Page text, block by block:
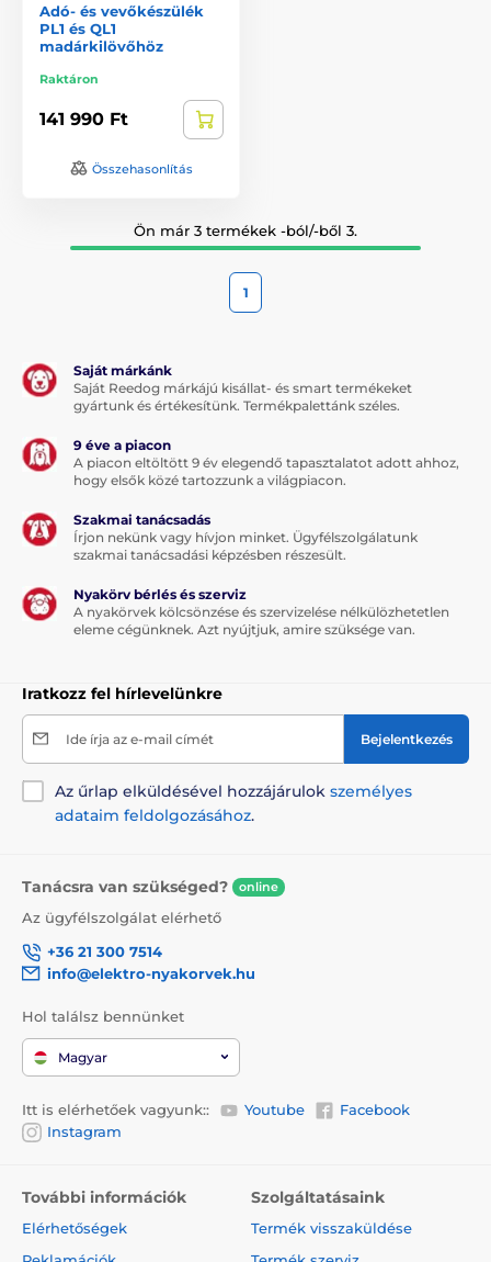
Adó- és vevőkészülék
PL1 és QL1
madárkilövőhöz
Raktáron
141 990 Ft
Összehasonlítás
Ön már 3 termékek -ból/-ből 3.
1
Saját márkánk
Saját Reedog márkájú kisállat- és smart termékeket
gyártunk és értékesítünk. Termékpalettánk széles.
9 éve a piacon
A piacon eltöltött 9 év elegendő tapasztalatot adott ahhoz,
hogy elsők közé tartozzunk a világpiacon.
Szakmai tanácsadás
Írjon nekünk vagy hívjon minket. Ügyfélszolgálatunk
szakmai tanácsadási képzésben részesült.
Nyakörv bérlés és szerviz
A nyakörvek kölcsönzése és szervizelése nélkülözhetetlen
eleme cégünknek. Azt nyújtjuk, amire szüksége van.
Iratkozz fel hírlevelünkre
Ide írja az e-mail címét Bejelentkezés
Az űrlap elküldésével hozzájárulok személyes
adataim feldolgozásához.
Tanácsra van szükséged? online
Az ügyfélszolgálat elérhető
+36 21 300 7514
info@elektro-nyakorvek.hu
Hol találsz bennünket
Magyar
Itt is elérhetőek vagyunk:: Youtube
Facebook
Instagram
További információk
Elérhetőségek
Szolgáltatásaink
Termék visszaküldése